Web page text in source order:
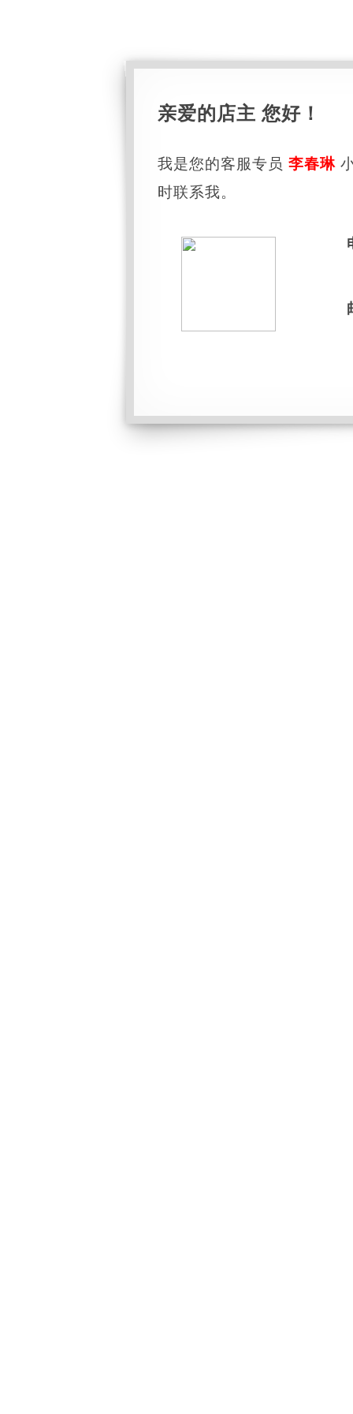
亲爱的店主 您好！
我是您的客服专员 李春琳
时联系我。